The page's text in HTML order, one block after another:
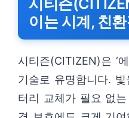
시티즌
이는 시계, 친
시티즌(CITIZEN)은 ‘
기술로 유명합니다.
터리 교체가 필요 없